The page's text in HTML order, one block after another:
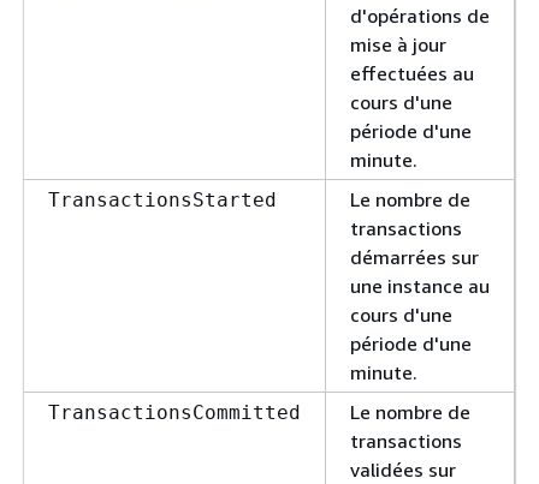
d'opérations de
mise à jour
effectuées au
cours d'une
période d'une
minute.
TransactionsStarted
Le nombre de
transactions
démarrées sur
une instance au
cours d'une
période d'une
minute.
TransactionsCommitted
Le nombre de
transactions
validées sur